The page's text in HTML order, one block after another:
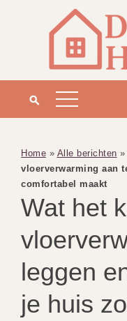
Home » Alle berichten »
vloerverwarming aan
comfortabel maakt
Wat het
leggen
je huis